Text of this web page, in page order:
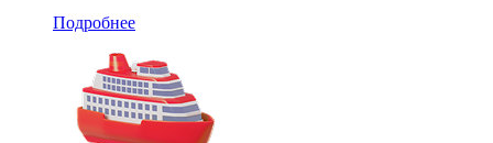
Подробнее